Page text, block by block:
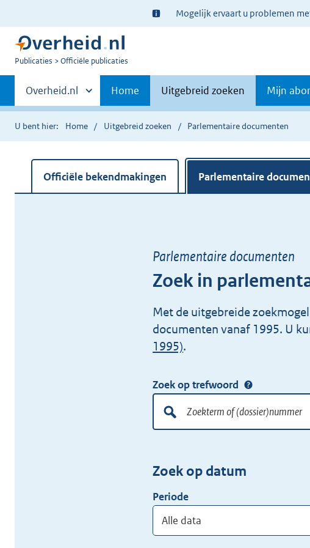
Ter
informatie:
Mogelijk ervaart u problemen
U
Publicaties Officiële publicaties
Primaire
navigatie
Andere
sites
binnen
Overheid.nl Home Uitgebreid zoeken Mijn
U bent hier: Home Uitgebreid zoeken Parlementaire documenten
Officiële bekendmakingen Parlementaire
Zoek in
Parlementaire documenten
Met de uitgebreide
documenten vanaf 1995. U
1995).
Doorzoek
alle
lokale
regelgeving
Zoek op trefwoord
(dossier)nummer
uw
of
(dossier)nummer
in
Zoek op datum
Periode